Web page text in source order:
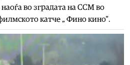
во зградата на ССМ во
катче „ Фино кино“.